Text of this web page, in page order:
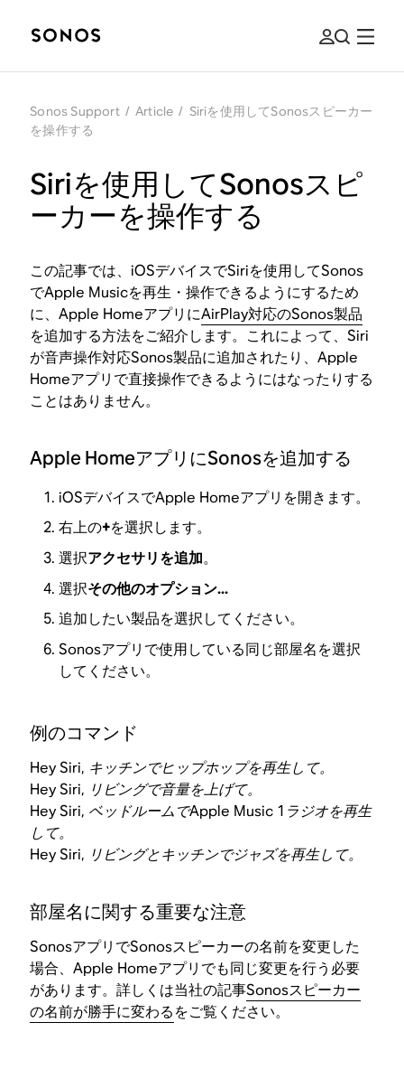
Sonos Support / Article / Siriを使用してSonosスピーカー
を操作する
Siriを使用してSonosスピ
ーカーを操作する
この記事では、iOSデバイスでSiriを使用してSonos
でApple Musicを再生・操作できるようにするため
に、Apple HomeアプリにAirPlay対応のSonos製品
を追加する方法をご紹介します。これによって、Siri
が音声操作対応Sonos製品に追加されたり、Apple
Homeアプリで直接操作できるようにはなったりする
ことはありません。
Apple HomeアプリにSonosを追加する
iOSデバイスでApple Homeアプリを開きます。
右上の+を選択します。
選択アクセサリを追加。
選択その他のオプション...
追加したい製品を選択してください。
Sonosアプリで使用している同じ部屋名を選択
してください。
例のコマンド
Hey Siri, キッチンでヒップホップを再生して。
Hey Siri, リビングで音量を上げて。
Hey Siri, ベッドルームでApple Music 1ラジオを再生
して。
Hey Siri, リビングとキッチンでジャズを再生して。
部屋名に関する重要な注意
SonosアプリでSonosスピーカーの名前を変更した
場合、Apple Homeアプリでも同じ変更を行う必要
があります。詳しくは当社の記事Sonosスピーカー
の名前が勝手に変わるをご覧ください。